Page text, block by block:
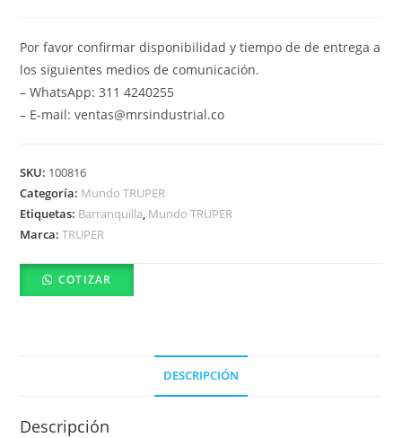
Por favor confirmar disponibilidad y tiempo de de entrega a
los siguientes medios de comunicación.
– WhatsApp: 311 4240255
– E-mail: ventas@mrsindustrial.co
SKU: 100816
Categoría: Mundo TRUPER
Etiquetas: Barranquilla, Mundo TRUPER
Marca:TRUPER
COTIZAR
DESCRIPCIÓN
Descripción